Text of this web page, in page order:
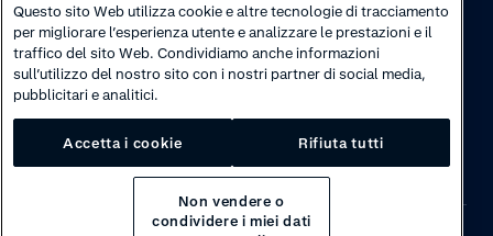
Autenticazione
Carriere
Questo sito Web utilizza cookie e altre tecnologie di tracciamento
per migliorare l’esperienza utente e analizzare le prestazioni e il
traffico del sito Web. Condividiamo anche informazioni
sull’utilizzo del nostro sito con i nostri partner di social media,
pubblicitari e analitici.
Accetta i cookie Rifiuta tutti
Non vendere o
condividere i miei dati